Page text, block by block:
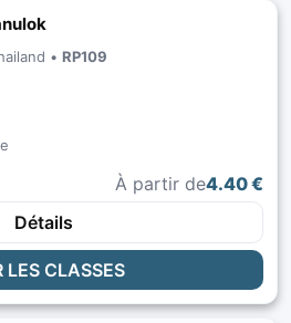
• RP109
À partir de4.40 €
Détails
LES CLASSES